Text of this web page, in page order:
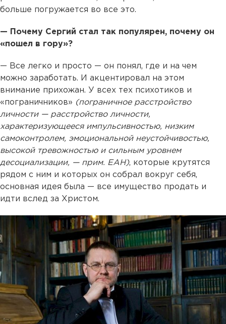
больше погружается во все это.
— Почему Сергий стал так популярен, почему он
«пошел в гору»?
— Все легко и просто — он понял, где и на чем
можно заработать. И акцентировал на этом
внимание прихожан. У всех тех психотиков и
«пограничников» (пограничное расстройство
личности — расстройство личности,
характеризующееся импульсивностью, низким
самоконтролем, эмоциональной неустойчивостью,
высокой тревожностью и сильным уровнем
десоциализации, — прим. ЕАН), которые крутятся
рядом с ним и которых он собрал вокруг себя,
основная идея была — все имущество продать и
идти вслед за Христом.